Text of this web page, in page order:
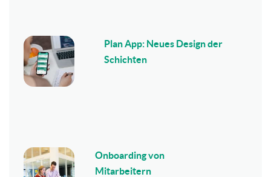
Plan App: Neues Design der
Schichten
Onboarding von
Mitarbeitern